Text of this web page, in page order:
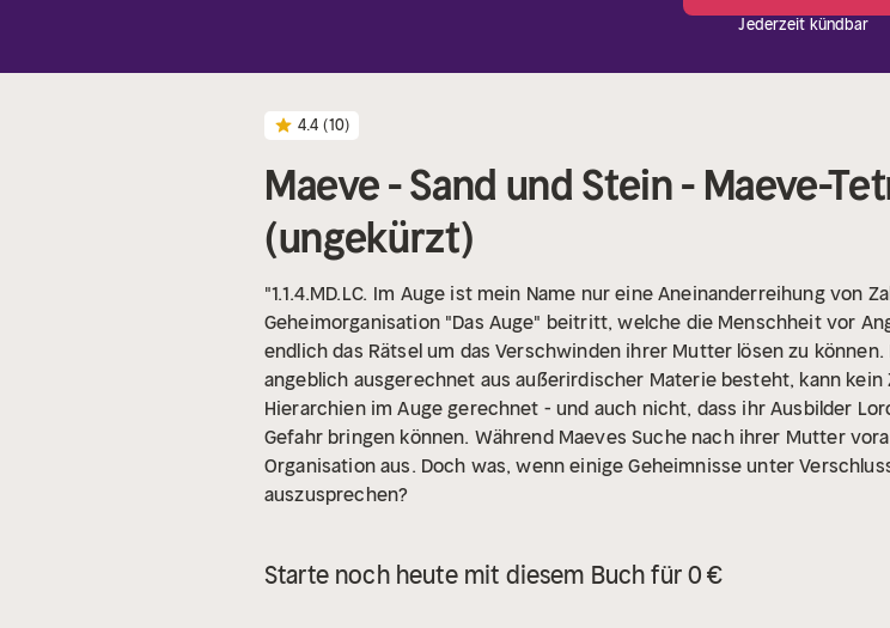
Jederzeit kündbar
4.4 (10)
Maeve - Sand und Stein - Maeve-
(ungekürzt)
"1.1.4.MD.LC. Im Auge ist mein Name nur eine Aneinanderreihung von
Geheimorganisation "Das Auge" beitritt, welche die Menschheit vor
endlich das Rätsel um das Verschwinden ihrer Mutter lösen zu
angeblich ausgerechnet aus außerirdischer Materie besteht, kann kein
Hierarchien im Auge gerechnet - und auch nicht, dass ihr Ausbilder
Gefahr bringen können. Während Maeves Suche nach ihrer Mutter
Organisation aus. Doch was, wenn einige Geheimnisse unter
auszusprechen?
Starte noch heute mit diesem Buch für 0 €